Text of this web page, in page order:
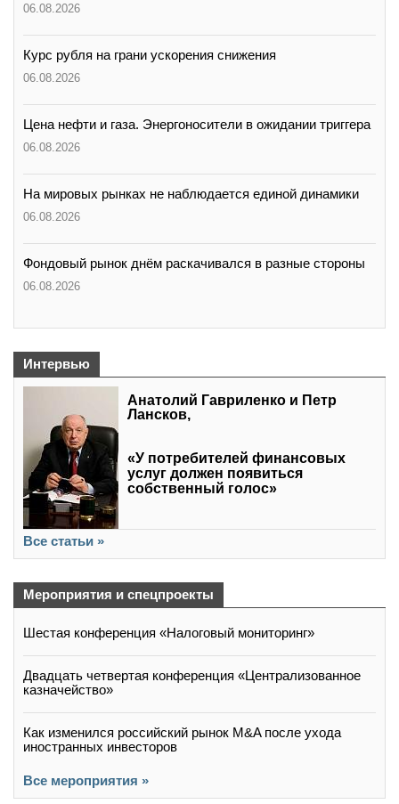
06.08.2026
Курс рубля на грани ускорения снижения
06.08.2026
Цена нефти и газа. Энергоносители в ожидании триггера
06.08.2026
На мировых рынках не наблюдается единой динамики
06.08.2026
Фондовый рынок днём раскачивался в разные стороны
06.08.2026
Интервью
Анатолий Гавриленко и Петр
Лансков,
«У потребителей финансовых
услуг должен появиться
собственный голос»
Все статьи »
Мероприятия и спецпроекты
Шестая конференция «Налоговый мониторинг»
Двадцать четвертая конференция «Централизованное
казначейство»
Как изменился российский рынок M&A после ухода
иностранных инвесторов
Все мероприятия »